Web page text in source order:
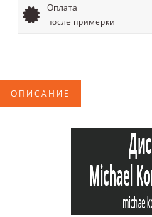
Оплата
после примерки
ОПИСАНИЕ